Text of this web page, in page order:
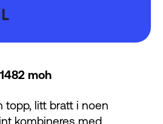
moh
topp, litt bratt i noen
kombineres med